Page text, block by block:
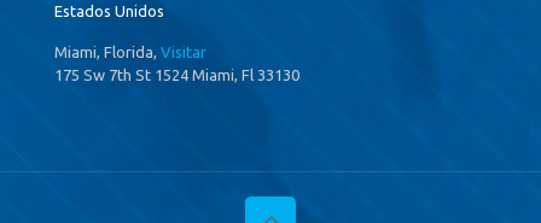
Estados Unidos
Miami, Florida, Visitar
175 Sw 7th St 1524 Miami, Fl 33130